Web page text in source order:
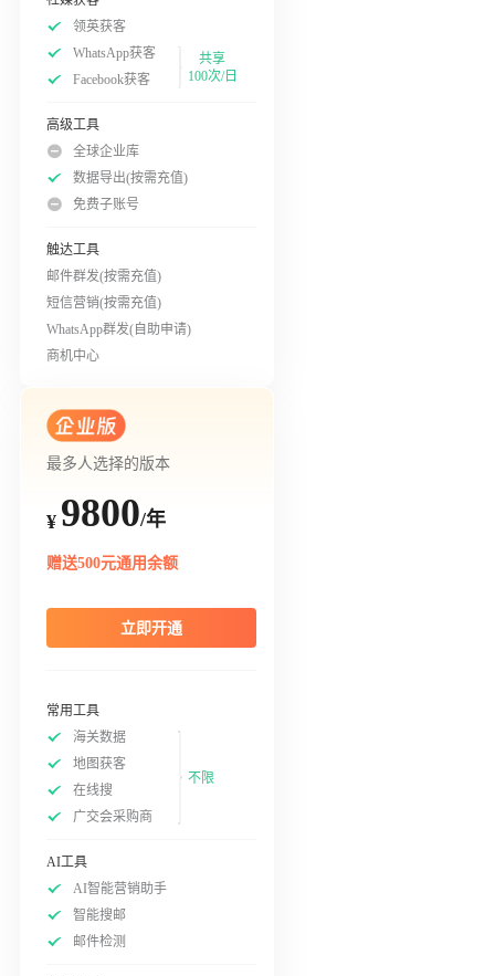
领英获客
WhatsApp获客
Facebook获客
共享
100次/日
高级工具
全球企业库
数据导出(按需充值)
免费子账号
触达工具
邮件群发(按需充值)
短信营销(按需充值)
WhatsApp群发(自助申请)
商机中心
最多人选择的版本
¥ 9800/年
赠送500元通用余额
立即开通
常用工具
海关数据
地图获客
在线搜
广交会采购商
不限
AI工具
AI智能营销助手
智能搜邮
邮件检测